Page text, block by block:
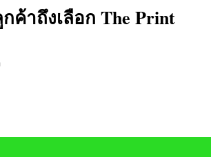
ค้าถึงเลือก The Print